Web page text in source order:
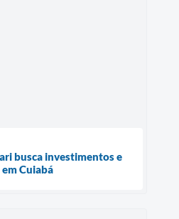
busca investimentos e
Cuiabá